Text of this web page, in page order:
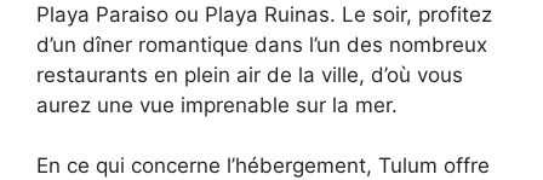
Playa Paraiso ou Playa Ruinas. Le soir, profitez
d’un dîner romantique dans l’un des nombreux
restaurants en plein air de la ville, d’où vous
aurez une vue imprenable sur la mer.
En ce qui concerne l’hébergement, Tulum offre